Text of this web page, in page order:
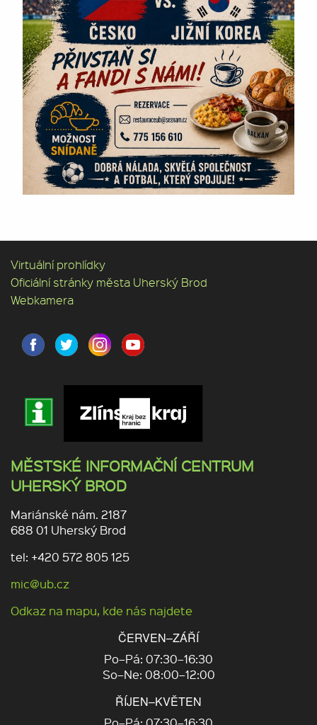
Virtuální prohlídky
Oficiální stránky města Uherský Brod
Webkamera
MĚSTSKÉ INFORMAČNÍ CENTRUM
UHERSKÝ BROD
Mariánské nám. 2187
688 01 Uherský Brod
tel: +420 572 805 125
mic@ub.cz
Odkaz na mapu, kde nás najdete
ČERVEN–ZÁŘÍ
Po–Pá: 07:30–16:30
So–Ne: 08:00–12:00
ŘÍJEN–KVĚTEN